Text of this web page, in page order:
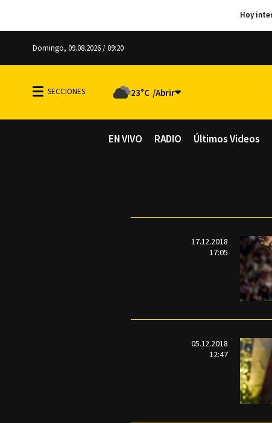
Domingo, 09.08.2026 / 09:20
23°C
EN VIVO RADIO Últimos Videos
17.12.2018
17:05
05.12.2018
12:47